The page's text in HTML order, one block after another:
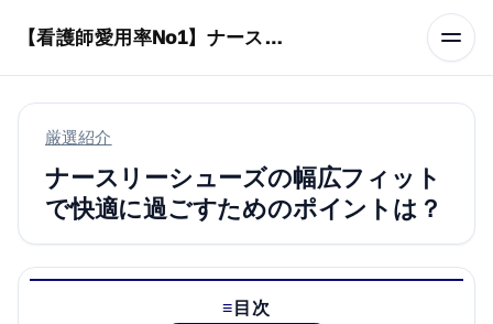
【看護師愛用率No1】ナースリーで人気の商品はコレ
厳選紹介
ナースリーシューズの幅広フィット
で快適に過ごすためのポイントは？
目次